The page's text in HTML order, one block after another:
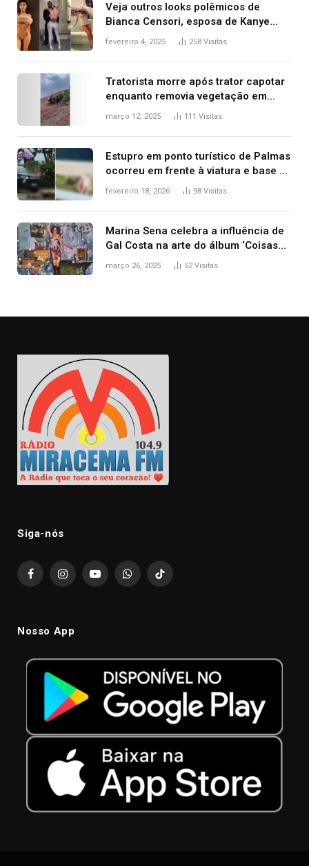
Veja outros looks polêmicos de
Bianca Censori, esposa de Kanye
West que apareceu nua no Grammy
fevereiro 4, 2025 258 Visitas
Tratorista morre após trator capotar
enquanto removia vegetação em
ribanceira de rodovia
março 12, 2025 111 Visitas
Estupro em ponto turístico de Palmas
ocorreu em frente à viatura e base de
segurança; polícia investiga
fevereiro 18, 2026 98 Visitas
Marina Sena celebra a influência de
Gal Costa na arte do álbum ‘Coisas
naturais’
março 26, 2025 52Visitas
Siga-nós
FacebookInstagramYouTubeWhatsAppTikTok
Nosso App